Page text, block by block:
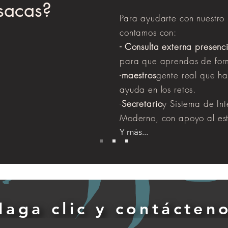
Para ayudarte con
contamos con:
- Consulta externa
para que aprendas de
-maestrosgente real que
ayuda en los retos.
-Secretarioy Sistema de
Moderno, con apoyo al
Y más...
clic y